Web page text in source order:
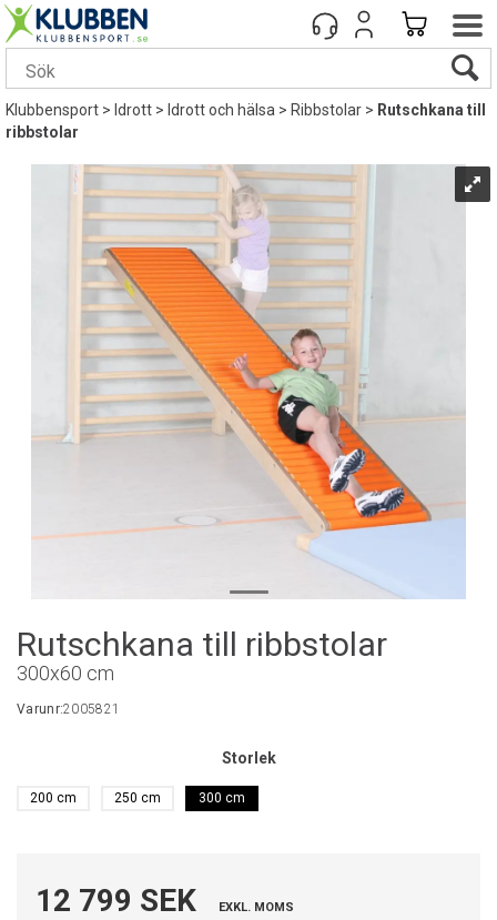
Klubbensport> Idrott> Idrott och hälsa>Ribbstolar> Rutschkana till
ribbstolar
Rutschkana till ribbstolar
300x60 cm
Varunr:2005821
Storlek
200 cm 250 cm 300 cm
12 799 SEK EXKL. MOMS